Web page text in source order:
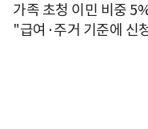
가족 초청 이민 비중
"급여·주거 기준에 신